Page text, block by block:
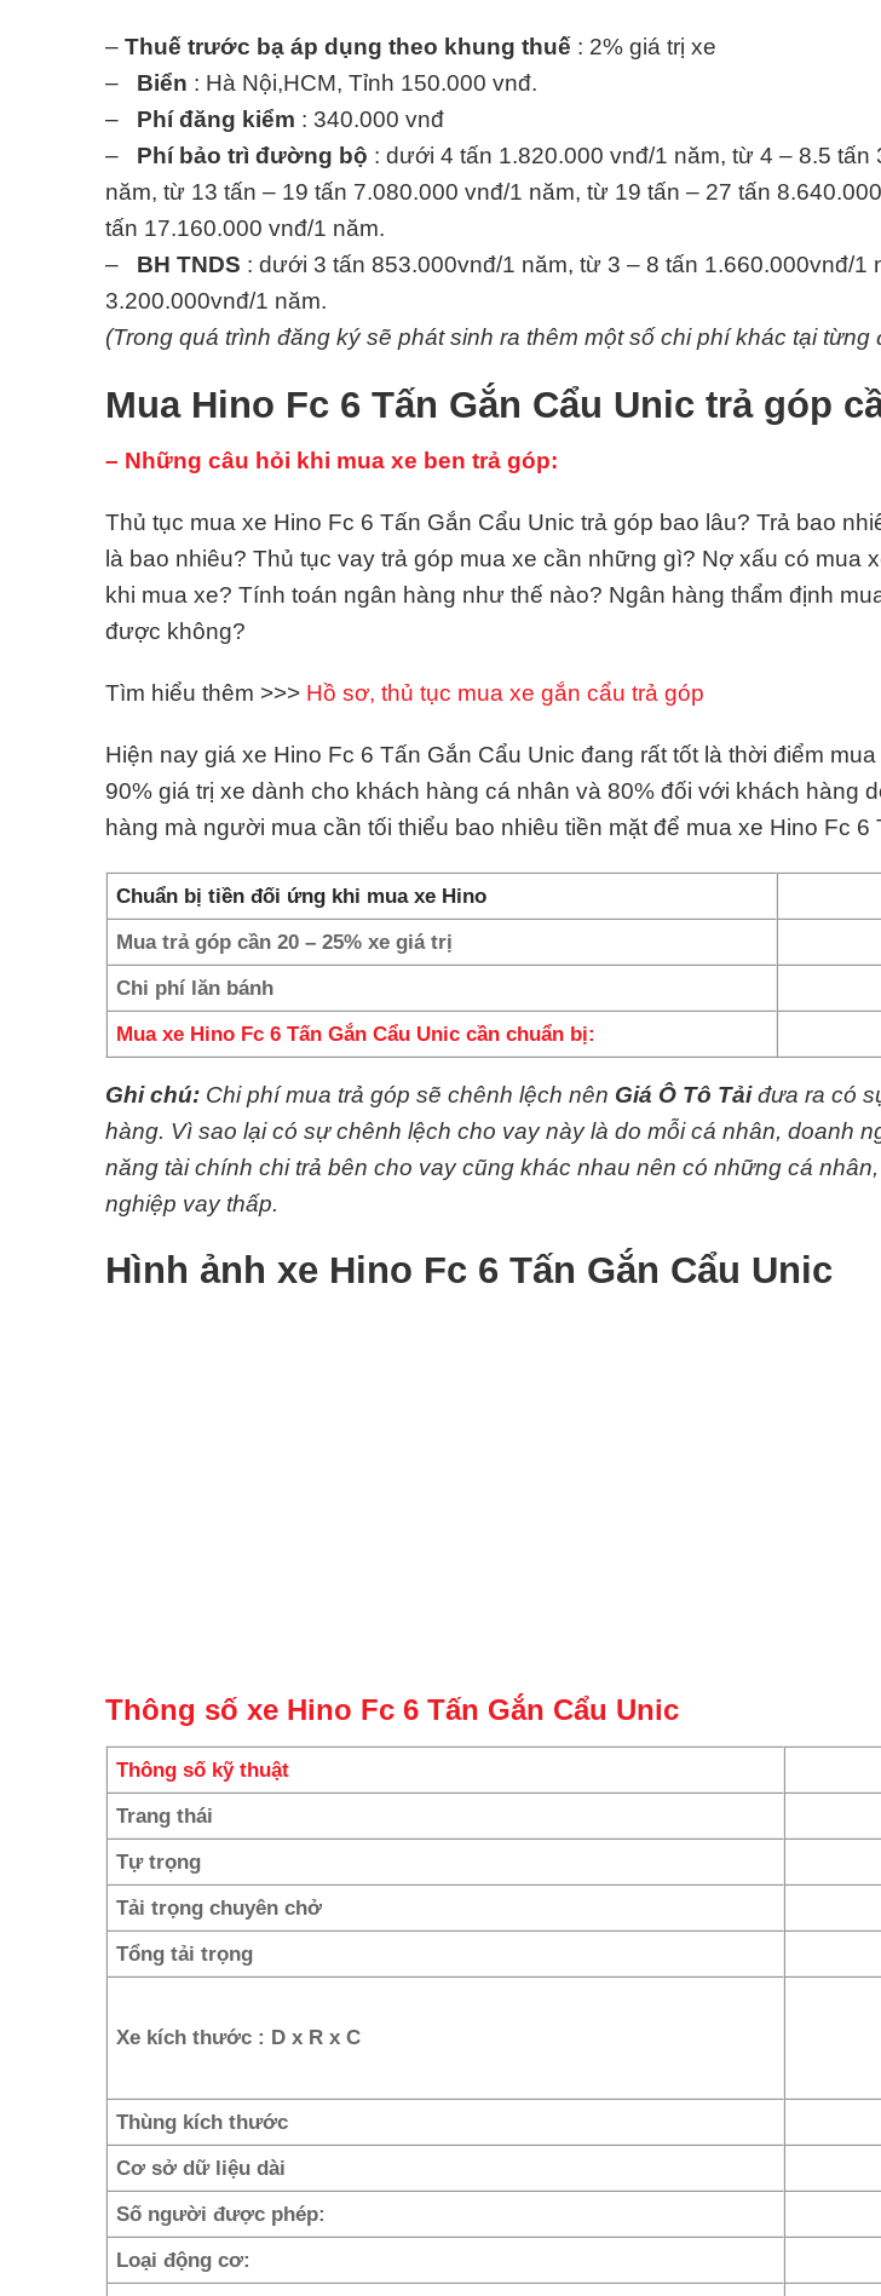
– Thuế trước bạ áp dụng theo khung thuế : 2% giá trị xe
– Biển : Hà Nội,HCM, Tỉnh 150.000 vnđ.
– Phí đăng kiểm : 340.000 vnđ
– Phí bảo trì đường bộ : dưới 4 tấn 1.820.000 vnđ/1 năm, từ 4 – 8.5
năm, từ 13 tấn – 19 tấn 7.080.000 vnđ/1 năm, từ 19 tấn – 27 tấn
tấn 17.160.000 vnđ/1 năm.
– BH TNDS : dưới 3 tấn 853.000vnđ/1 năm, từ 3 – 8 tấn 1.660.000vnđ/
3.200.000vnđ/1 năm.
(Trong quá trình đăng ký sẽ phát sinh ra thêm một số chi phí khác tại
Mua Hino Fc 6 Tấn Gắn Cẩu Unic trả góp
– Những câu hỏi khi mua xe ben trả góp:
Thủ tục mua xe Hino Fc 6 Tấn Gắn Cẩu Unic trả góp bao lâu? Trả bao
là bao nhiêu? Thủ tục vay trả góp mua xe cần những gì? Nợ xấu có mua
khi mua xe? Tính toán ngân hàng như thế nào? Ngân hàng thẩm định
được không?
Tìm hiểu thêm >>> Hồ sơ, thủ tục mua xe gắn cẩu trả góp
Hiện nay giá xe Hino Fc 6 Tấn Gắn Cẩu Unic đang rất tốt là thời điểm
90% giá trị xe dành cho khách hàng cá nhân và 80% đối với khách
hàng mà người mua cần tối thiểu bao nhiêu tiền mặt để mua xe Hino Fc 6
Chuẩn bị tiền đối ứng khi mua xe Hino
Mua trả góp cần 20 – 25% xe giá trị
Chi phí lăn bánh
Mua xe Hino Fc 6 Tấn Gắn Cẩu Unic cần chuẩn bị:
Ghi chú: Chi phí mua trả góp sẽ chênh lệch nên Giá Ô Tô Tảiđưa ra có
hàng. Vì sao lại có sự chênh lệch cho vay này là do mỗi cá nhân, doanh
năng tài chính chi trả bên cho vay cũng khác nhau nên có những cá
nghiệp vay thấp.
Hình ảnh xe Hino Fc 6 Tấn Gắn Cẩu Unic
Thông số xe Hino Fc 6 Tấn Gắn Cẩu Unic
Thông số kỹ thuật
Trang thái
Tự trọng
Tải trọng chuyên chở
Tổng tải trọng
Xe kích thước : D x R x C
Thùng kích thước
Cơ sở dữ liệu dài
Số người được phép:
Loại động cơ: